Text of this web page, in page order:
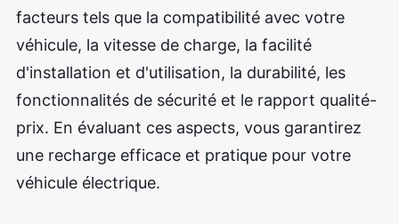
facteurs tels que la compatibilité avec votre
véhicule, la vitesse de charge, la facilité
d'installation et d'utilisation, la durabilité, les
fonctionnalités de sécurité et le rapport qualité-
prix. En évaluant ces aspects, vous garantirez
une recharge efficace et pratique pour votre
véhicule électrique.